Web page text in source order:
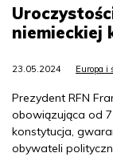
niemieckiej
23.05.2024 Europa i
Prezydent RFN
obowiązująca od
konstytucja,
obywateli